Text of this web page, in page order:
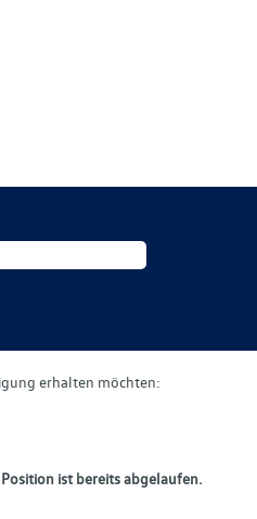
erhalten möchten:
ist bereits abgelaufen.